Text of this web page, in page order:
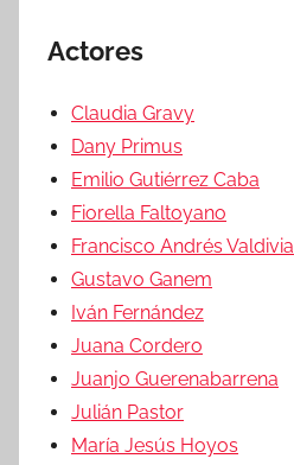
Actores
Claudia Gravy
Dany Primus
Emilio Gutiérrez Caba
Fiorella Faltoyano
Francisco Andrés Valdivia
Gustavo Ganem
Iván Fernández
Juana Cordero
Juanjo Guerenabarrena
Julián Pastor
María Jesús Hoyos